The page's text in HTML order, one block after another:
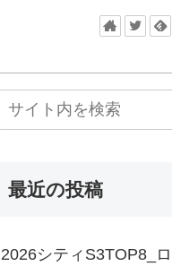
最近の投稿
2026シティS3TOP8_